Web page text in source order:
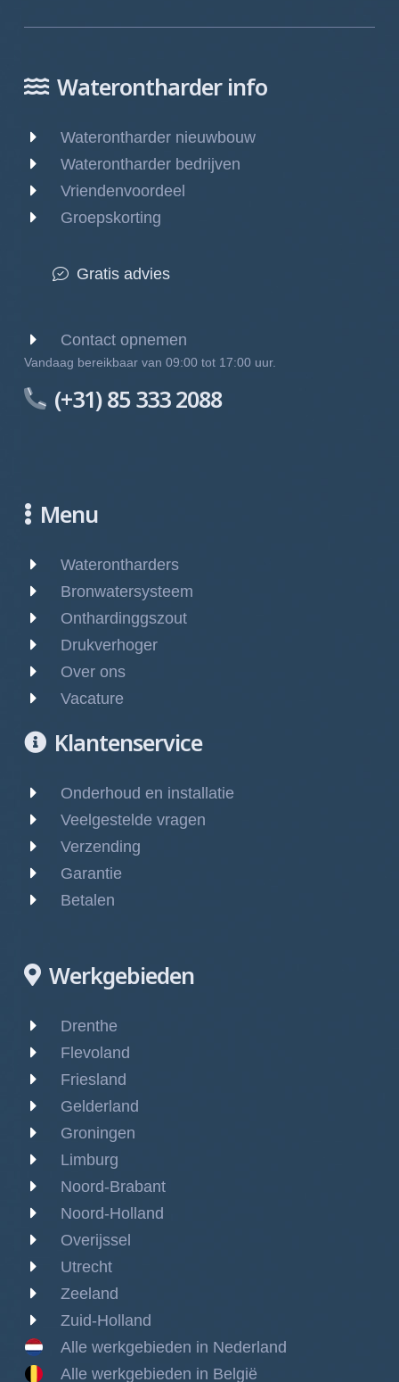
Waterontharder info
Waterontharder nieuwbouw
Waterontharder bedrijven
Vriendenvoordeel
Groepskorting
Gratis advies
Contact opnemen
Vandaag bereikbaar van 09:00 tot 17:00 uur.
(+31) 85 333 2088
Menu
Waterontharders
Bronwatersysteem
Onthardinggszout
Drukverhoger
Over ons
Vacature
Klantenservice
Onderhoud en installatie
Veelgestelde vragen
Verzending
Garantie
Betalen
Werkgebieden
Drenthe
Flevoland
Friesland
Gelderland
Groningen
Limburg
Noord-Brabant
Noord-Holland
Overijssel
Utrecht
Zeeland
Zuid-Holland
Alle werkgebieden in Nederland
Alle werkgebieden in België